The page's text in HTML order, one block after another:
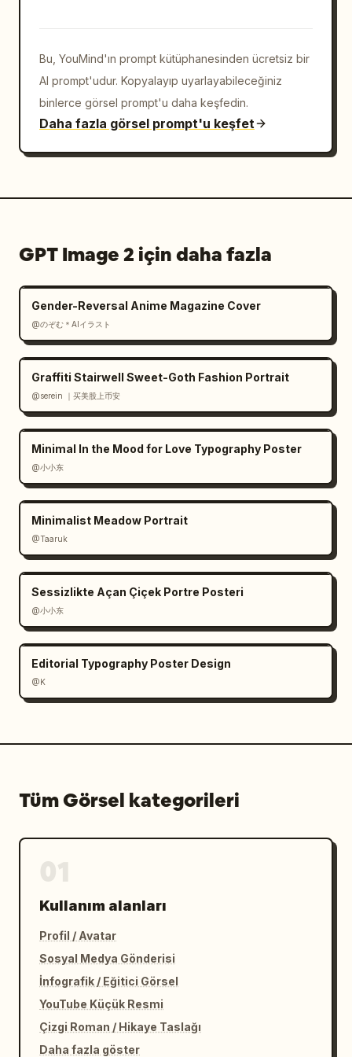
benzeri tutun.
kapsülü ve 10 krom gümüş çivi kullanın. El,
parmak, şişe, ekstra süsleme, filigran veya
ek metin eklemeyin.
Bu, YouMind'ın prompt kütüphanesinden ücretsiz bir
AI prompt'udur. Kopyalayıp uyarlayabileceğiniz
binlerce görsel prompt'u daha keşfedin.
Daha fazla görsel prompt'u keşfet
GPT Image 2 için daha fazla
Gender-Reversal Anime Magazine Cover
@のぞむ＊AIイラスト
Graffiti Stairwell Sweet-Goth Fashion Portrait
@serein ｜买美股上币安
Minimal In the Mood for Love Typography Poster
@小小东
Minimalist Meadow Portrait
@Taaruk
Sessizlikte Açan Çiçek Portre Posteri
@小小东
Editorial Typography Poster Design
@K
Tüm Görsel kategorileri
Kullanım alanları
Profil / Avatar
Sosyal Medya Gönderisi
İnfografik / Eğitici Görsel
YouTube Küçük Resmi
Çizgi Roman / Hikaye Taslağı
Daha fazla göster